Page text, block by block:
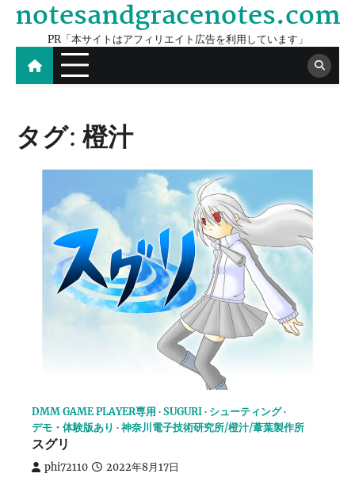
Skip
content
notesandgracenotes.com
PR「本サイトはアフィリエイト広告を利用しています」
タグ:橙汁
DMM GAME PLAYER専用 SUGURI
シューティング
デモ・体験版あり
神奈川電子技術研究所/橙汁/葦葉製作所
スグリ
phi72110 2022年8月17日